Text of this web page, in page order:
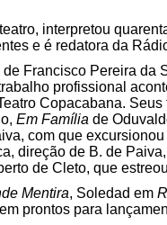
interpretou
e é redatora da
de Francisco Pereira da
profissional
Copacabana.
Em Família de
com que
direção de B. de
de Cleto, que
Mentira, Soledad em
prontos para